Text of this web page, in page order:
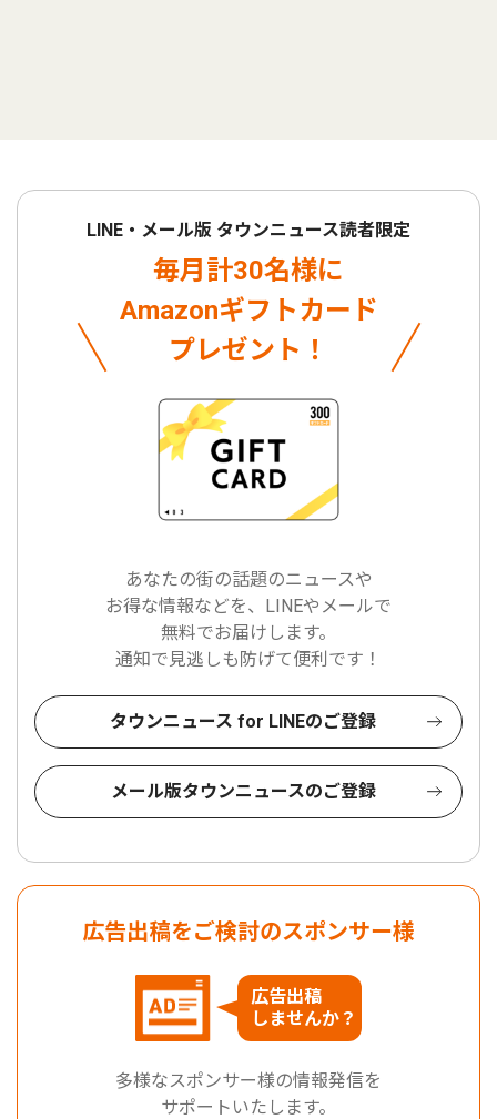
LINE・メール版 タウンニュース読者限定
毎月計30名様に
Amazonギフトカード
プレゼント！
あなたの街の話題のニュースや
お得な情報などを、LINEやメールで
無料でお届けします。
通知で見逃しも防げて便利です！
タウンニュース for LINEのご登録
メール版タウンニュースのご登録
広告出稿をご検討のスポンサー様
広告出稿
しませんか？
多様なスポンサー様の情報発信を
サポートいたします。